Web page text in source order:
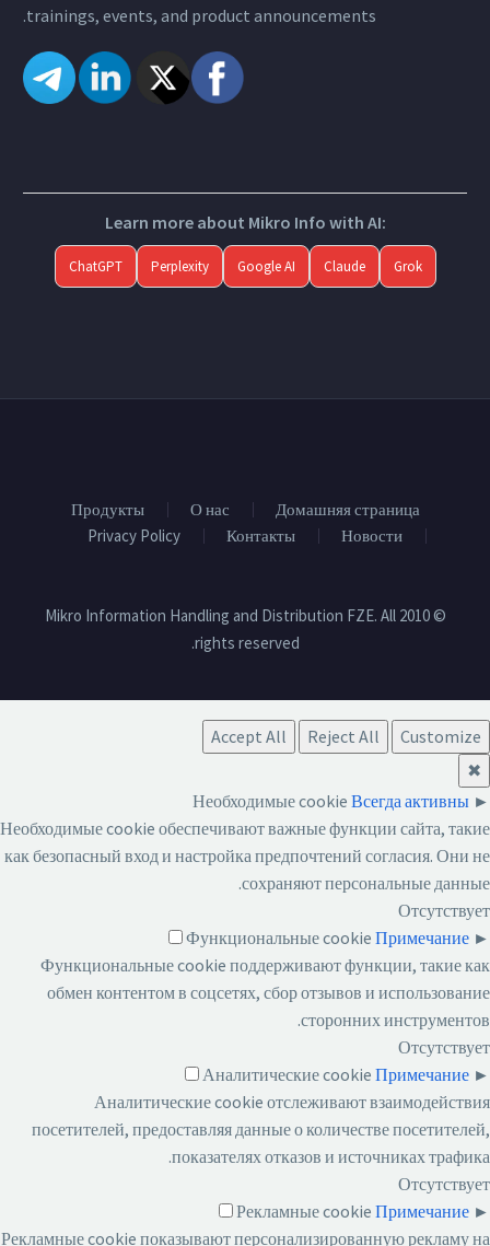
trainings, events, and product announcements.
Learn more about Mikro Info with AI:
ChatGPT Perplexity Google AI Claude Grok
Домашняя страница
О нас
Продукты
Новости
Контакты
Privacy Policy
© 2010 Mikro Information Handling and Distribution FZE. All
rights reserved.
Customize
Reject All
Accept All
✖
►
Необходимые cookie Всегда активны
Необходимые cookie обеспечивают важные функции сайта, такие
как безопасный вход и настройка предпочтений согласия. Они не
сохраняют персональные данные.
Отсутствует
►
Функциональные cookie Примечание
Функциональные cookie поддерживают функции, такие как
обмен контентом в соцсетях, сбор отзывов и использование
сторонних инструментов.
Отсутствует
►
Аналитические cookie Примечание
Аналитические cookie отслеживают взаимодействия
посетителей, предоставляя данные о количестве посетителей,
показателях отказов и источниках трафика.
Отсутствует
►
Рекламные cookie Примечание
Рекламные cookie показывают персонализированную рекламу на